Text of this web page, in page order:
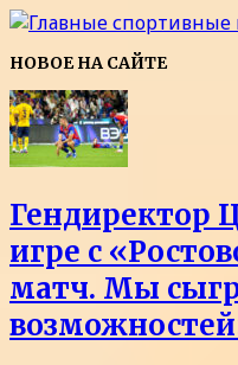
НОВОЕ НА САЙТЕ
Гендиректор
игре с
матч. Мы